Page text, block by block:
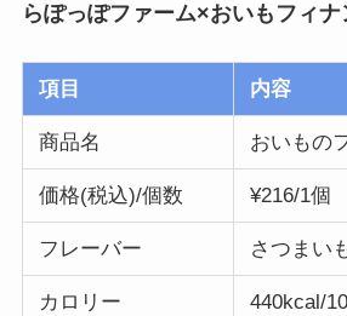
らぽっぽファーム×おいもフィナ
項目 内容
商品名 おいもの
価格(税込)/個数 ¥216/1個
フレーバー さつまい
カロリー 440kcal/